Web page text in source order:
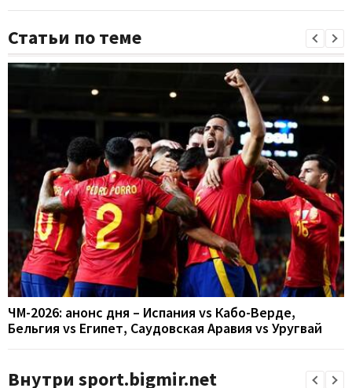
Статьи по теме
ЧМ-2026: анонс дня – Испания vs Кабо-Верде,
Бельгия vs Египет, Саудовская Аравия vs Уругвай
Внутри sport.bigmir.net